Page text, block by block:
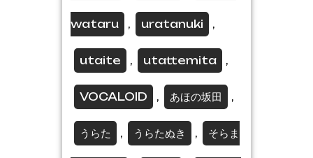
wataru , uratanuki ,
utaite , utattemita ,
VOCALOID , あほの坂田 ,
うらた , うらたぬき , そらま